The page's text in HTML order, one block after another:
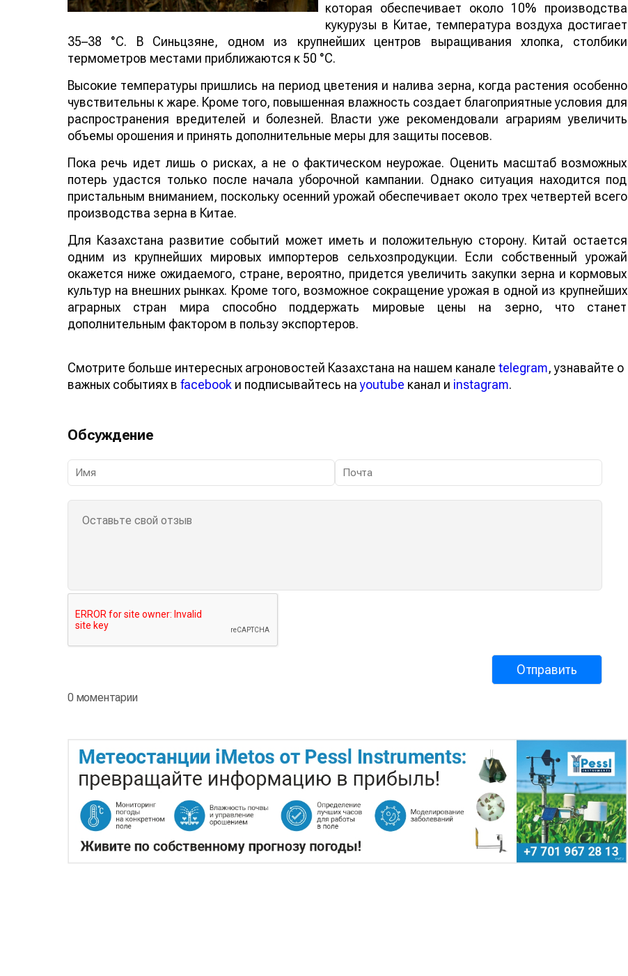
которая обеспечивает около 10% производства
кукурузы в Китае, температура воздуха достигает
35–38 °C. В Синьцзяне, одном из крупнейших центров выращивания хлопка, столбики
термометров местами приближаются к 50 °C.
Высокие температуры пришлись на период цветения и налива зерна, когда растения особенно
чувствительны к жаре. Кроме того, повышенная влажность создает благоприятные условия для
распространения вредителей и болезней. Власти уже рекомендовали аграриям увеличить
объемы орошения и принять дополнительные меры для защиты посевов.
Пока речь идет лишь о рисках, а не о фактическом неурожае. Оценить масштаб возможных
потерь удастся только после начала уборочной кампании. Однако ситуация находится под
пристальным вниманием, поскольку осенний урожай обеспечивает около трех четвертей всего
производства зерна в Китае.
Для Казахстана развитие событий может иметь и положительную сторону. Китай остается
одним из крупнейших мировых импортеров сельхозпродукции. Если собственный урожай
окажется ниже ожидаемого, стране, вероятно, придется увеличить закупки зерна и кормовых
культур на внешних рынках. Кроме того, возможное сокращение урожая в одной из крупнейших
аграрных стран мира способно поддержать мировые цены на зерно, что станет
дополнительным фактором в пользу экспортеров.
Смотрите больше интересных агроновостей Казахстана на нашем канале telegram, узнавайте о
важных событиях в facebook и подписывайтесь наyoutube канал и instagram.
Обсуждение
0 моментарии